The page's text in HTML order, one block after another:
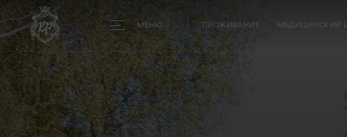
МЕНЮ ПРОЖИВАНИЕ МЕДИЦИНСКИЙ